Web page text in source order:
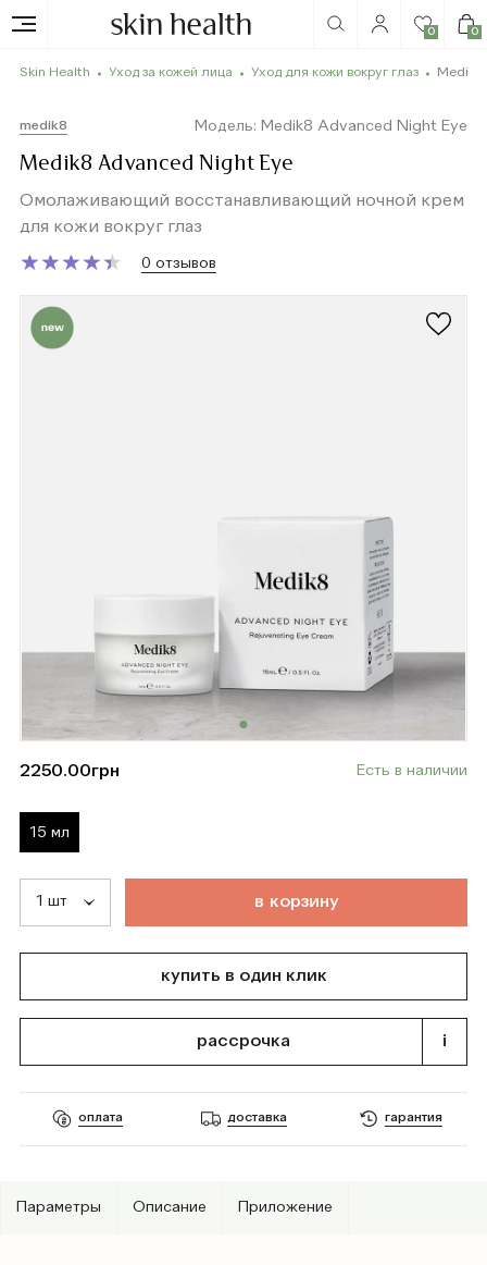
0 0
Skin Health Уход за кожей лица Уход для кожи вокруг глаз Medik8
medik8 Модель: Medik8 Advanced Night Eye
Medik8 Advanced Night Eye
Омолаживающий восстанавливающий ночной крем
для кожи вокруг глаз
★
★★
★★
★★
★★
★ 0 отзывов
2250.00грн Есть в наличии
15 мл
в корзину
купить в один клик
рассрочка i
оплата доставка гарантия
Параметры Описание Приложение